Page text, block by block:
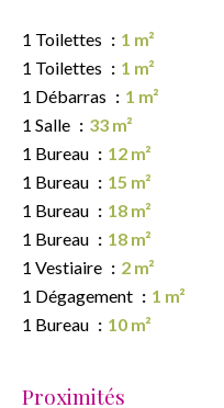
1 Toilettes
1 m²
1 Toilettes
1 m²
1 Débarras
1 m²
1 Salle
33 m²
1 Bureau
12 m²
1 Bureau
15 m²
1 Bureau
18 m²
1 Bureau
18 m²
1 Vestiaire
2 m²
1 Dégagement
1 m²
1 Bureau
10 m²
Proximités